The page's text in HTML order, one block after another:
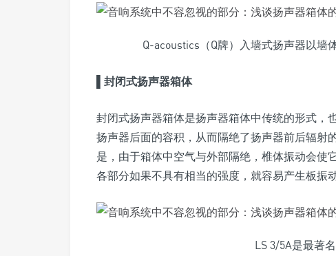
Q-acoustics（Q牌）入墙式扬声器以墙
封闭式扬声器箱体
封闭式扬声器箱体是扬声器箱体中传统的形式，
扬声器后面的容积，从而隔绝了扬声器前后辐射
是，由于箱体中空气与外部隔绝，椎体振动会使
各部分如果不具有相当的强度，就容易产生板振
LS 3/5A是最著